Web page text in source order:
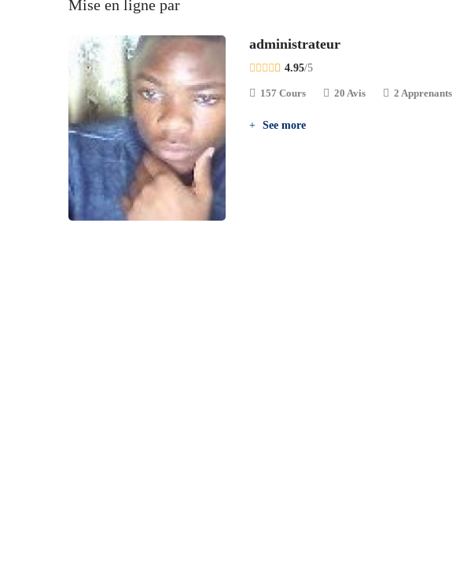
Mise en ligne par
administrateur
4.95/5
157 Cours 20 Avis 2 Apprenants
See more